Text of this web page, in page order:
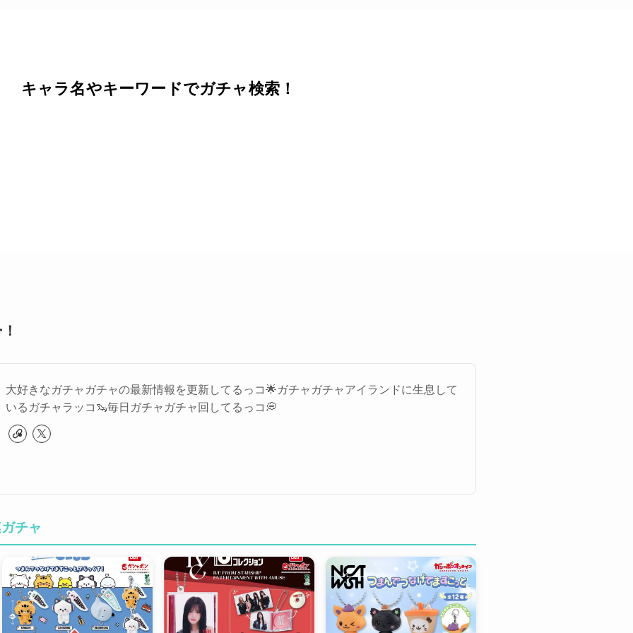
キャラ名やキーワードでガチャ検索！
大好きなガチャガチャの最新情報を更新してるっコ🌟ガチャガチャアイランドに生息して
いるガチャラッコ🦦毎日ガチャガチャ回してるっコ💭
チャ